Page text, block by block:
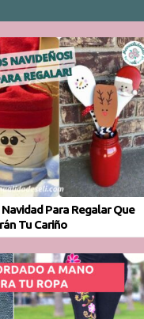
Para Regalar Que
Tu Cariño